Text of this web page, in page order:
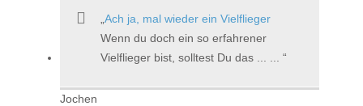
Ach ja, mal wieder ein Vielflieger
Wenn du doch ein so erfahrener
Vielflieger bist, solltest Du das ... ...
Jochen